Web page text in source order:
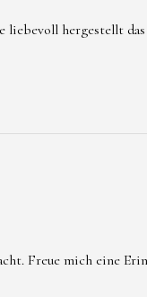
liebevoll hergestellt
Freue mich eine